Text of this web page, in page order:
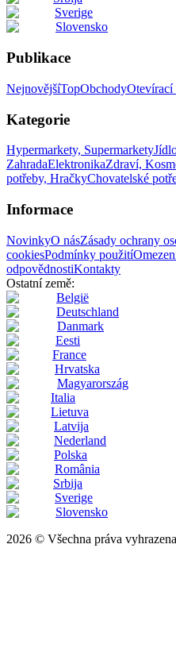
Sverige
Slovensko
Publikace
NejnovějšíTopObchodyOtevírací
Kategorie
Hypermarkety, Supermarkety
ZahradaElektronikaZdraví,
potřeby, HračkyChovatelské
Informace
NovinkyO násZásady ochrany
cookiesPodmínky použití
odpovědnostiKontakty
Ostatní země:
België
Deutschland
Danmark
Eesti
France
Hrvatska
Magyarország
Italia
Lietuva
Latvija
Nederland
Polska
România
Srbija
Sverige
Slovensko
2026 © Všechna práva